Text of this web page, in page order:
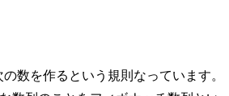
数を作るという規則なっています。